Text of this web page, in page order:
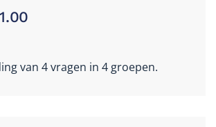
van 4 vragen in 4 groepen.